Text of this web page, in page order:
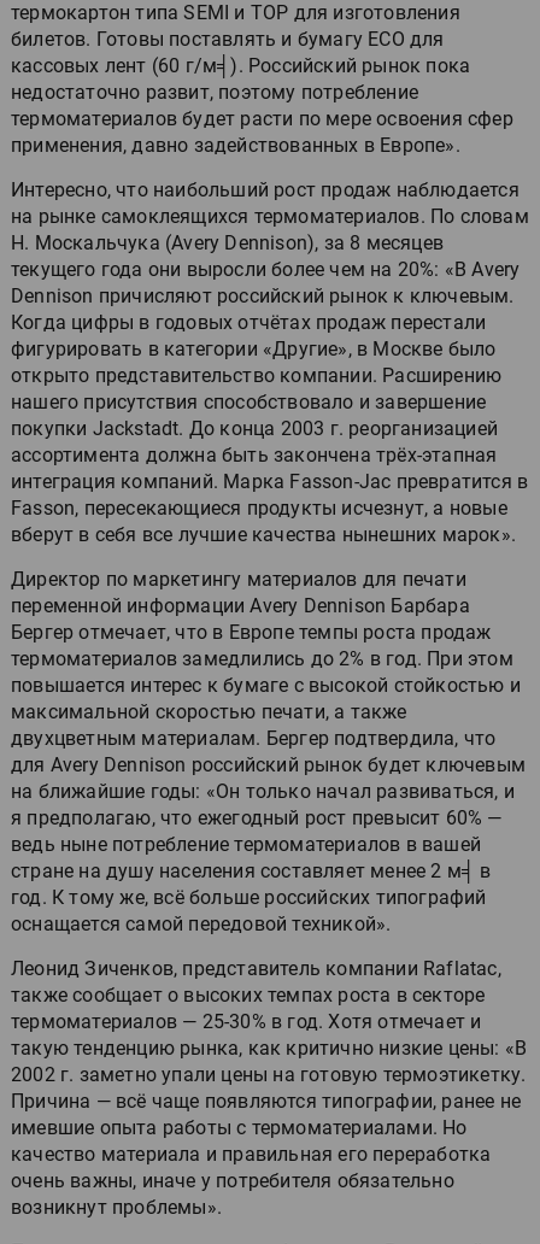
термокартон типа SEMI и TOP для изготовления
билетов. Готовы поставлять и бумагу ECO для
кассовых лент (60 г/м╡). Российский рынок пока
недостаточно развит, поэтому потребление
термоматериалов будет расти по мере освоения сфер
применения, давно задействованных в Европе».
Интересно, что наибольший рост продаж наблюдается
на рынке самоклеящихся термоматериалов. По словам
Н. Москальчука (Avery Dennison), за 8 месяцев
текущего года они выросли более чем на 20%: «В Avery
Dennison причисляют российский рынок к ключевым.
Когда цифры в годовых отчётах продаж перестали
фигурировать в категории «Другие», в Москве было
открыто представительство компании. Расширению
нашего присутствия способствовало и завершение
покупки Jackstadt. До конца 2003 г. реорганизацией
ассортимента должна быть закончена трёх-этапная
интеграция компаний. Марка Fasson-Jac превратится в
Fasson, пересекающиеся продукты исчезнут, а новые
вберут в себя все лучшие качества нынешних марок».
Директор по маркетингу материалов для печати
переменной информации Avery Dennison Барбара
Бергер отмечает, что в Европе темпы роста продаж
термоматериалов замедлились до 2% в год. При этом
повышается интерес к бумаге с высокой стойкостью и
максимальной скоростью печати, а также
двухцветным материалам. Бергер подтвердила, что
для Avery Dennison российский рынок будет ключевым
на ближайшие годы: «Он только начал развиваться, и
я предполагаю, что ежегодный рост превысит 60% —
ведь ныне потребление термоматериалов в вашей
стране на душу населения составляет менее 2 м╡ в
год. К тому же, всё больше российских типографий
оснащается самой передовой техникой».
Леонид Зиченков, представитель компании Raflatac,
также сообщает о высоких темпах роста в секторе
термоматериалов — 25-30% в год. Хотя отмечает и
такую тенденцию рынка, как критично низкие цены: «В
2002 г. заметно упали цены на готовую термоэтикетку.
Причина — всё чаще появляются типографии, ранее не
имевшие опыта работы с термоматериалами. Но
качество материала и правильная его переработка
очень важны, иначе у потребителя обязательно
возникнут проблемы».